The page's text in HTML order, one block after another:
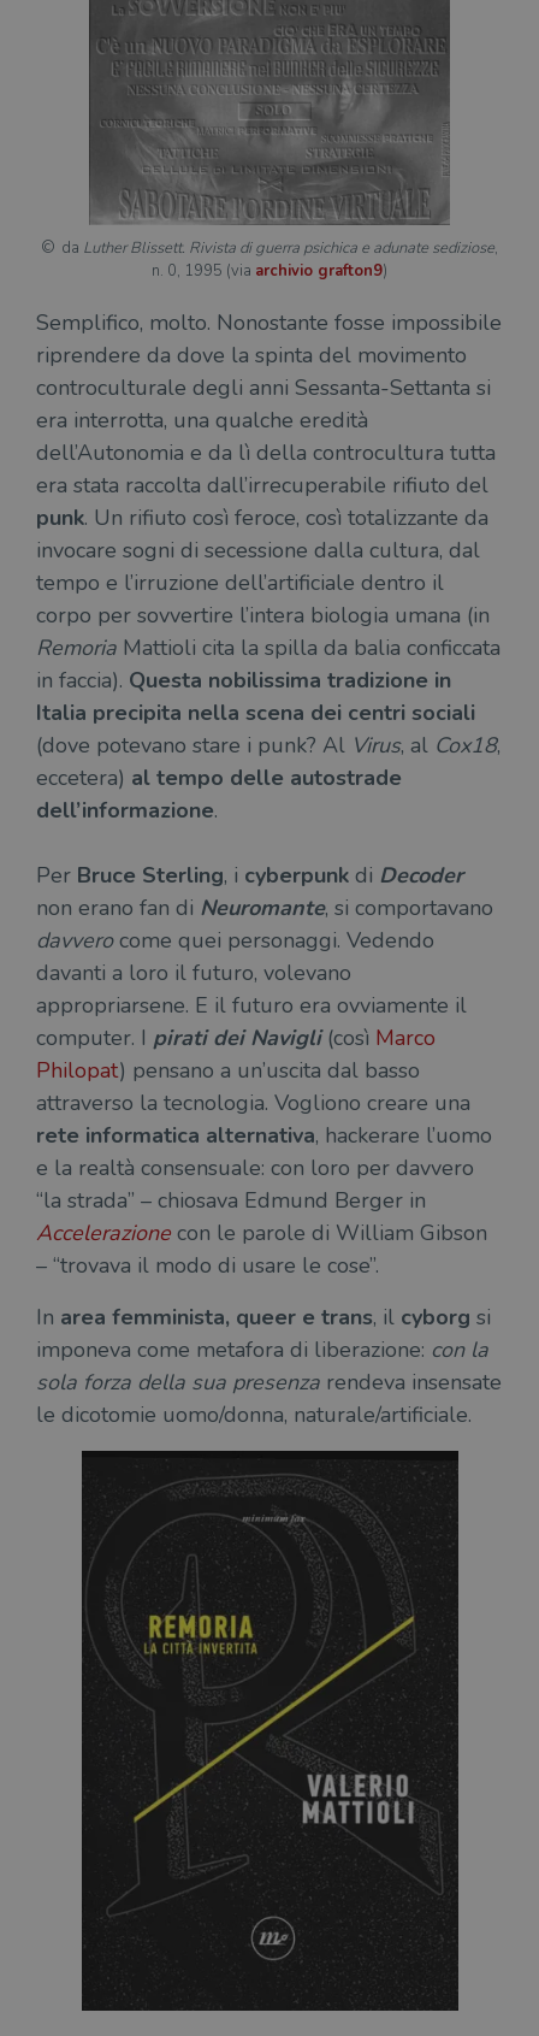
da Luther Blissett. Rivista di guerra psichica e adunate sediziose,
n. 0, 1995 (via archivio grafton9)
Semplifico, molto. Nonostante fosse impossibile
riprendere da dove la spinta del movimento
controculturale degli anni Sessanta-Settanta si
era interrotta, una qualche eredità
dell’Autonomia e da lì della controcultura tutta
era stata raccolta dall’irrecuperabile rifiuto del
punk. Un rifiuto così feroce, così totalizzante da
invocare sogni di secessione dalla cultura, dal
tempo e l’irruzione dell’artificiale dentro il
corpo per sovvertire l’intera biologia umana (in
Remoria Mattioli cita la spilla da balia conficcata
in faccia). Questa nobilissima tradizione in
Italia precipita nella scena dei centri sociali
(dove potevano stare i punk? Al Virus, al Cox18,
eccetera) al tempo delle autostrade
dell’informazione.
Per Bruce Sterling, i cyberpunk di Decoder
non erano fan di Neuromante, si comportavano
davverocome quei personaggi. Vedendo
davanti a loro il futuro, volevano
appropriarsene. E il futuro era ovviamente il
computer. I pirati dei Navigli(così Marco
Philopat) pensano a un’uscita dal basso
attraverso la tecnologia. Vogliono creare una
rete informatica alternativa, hackerare l’uomo
e la realtà consensuale: con loro per davvero
“la strada” – chiosava Edmund Berger in
Accelerazione con le parole di William Gibson
– “trovava il modo di usare le cose”.
In area femminista, queer e trans, il cyborg si
imponeva come metafora di liberazione: con la
sola forza della sua presenza rendeva insensate
le dicotomie uomo/donna, naturale/artificiale.